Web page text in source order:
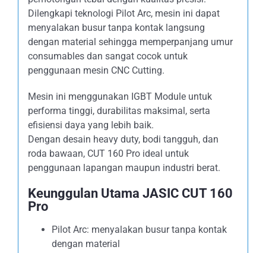
Dilengkapi teknologi Pilot Arc, mesin ini dapat
menyalakan busur tanpa kontak langsung
dengan material sehingga memperpanjang umur
consumables dan sangat cocok untuk
penggunaan mesin CNC Cutting.
Mesin ini menggunakan IGBT Module untuk
performa tinggi, durabilitas maksimal, serta
efisiensi daya yang lebih baik.
Dengan desain heavy duty, bodi tangguh, dan
roda bawaan, CUT 160 Pro ideal untuk
penggunaan lapangan maupun industri berat.
Keunggulan Utama JASIC CUT 160
Pro
Pilot Arc: menyalakan busur tanpa kontak
dengan material